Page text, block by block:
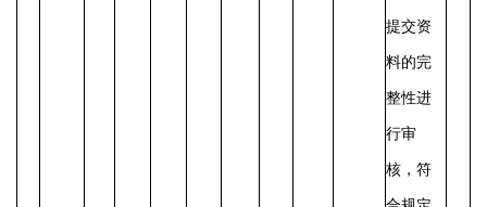
提交资
料的完
整性进
行审
核，符